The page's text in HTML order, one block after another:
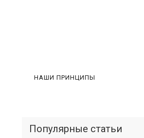
НАШИ ПРИНЦИПЫ
Популярные статьи